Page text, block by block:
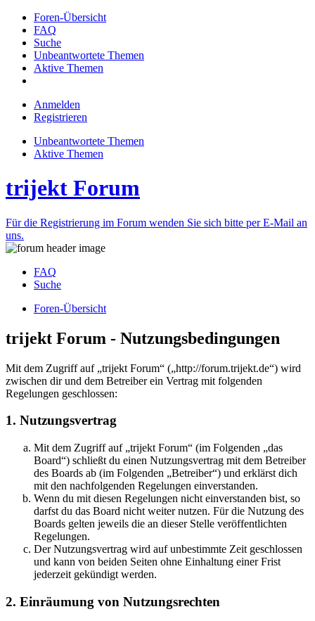
Foren-Übersicht
FAQ
Suche
Unbeantwortete Themen
Aktive Themen
Anmelden
Registrieren
Unbeantwortete Themen
Aktive Themen
trijekt Forum
Für die Registrierung im Forum wenden Sie sich bitte per E-Mail an
uns.
FAQ
Suche
Foren-Übersicht
trijekt Forum - Nutzungsbedingungen
Mit dem Zugriff auf „trijekt Forum“ („http://forum.trijekt.de“) wird
zwischen dir und dem Betreiber ein Vertrag mit folgenden
Regelungen geschlossen:
1. Nutzungsvertrag
Mit dem Zugriff auf „trijekt Forum“ (im Folgenden „das
Board“) schließt du einen Nutzungsvertrag mit dem Betreiber
des Boards ab (im Folgenden „Betreiber“) und erklärst dich
mit den nachfolgenden Regelungen einverstanden.
Wenn du mit diesen Regelungen nicht einverstanden bist, so
darfst du das Board nicht weiter nutzen. Für die Nutzung des
Boards gelten jeweils die an dieser Stelle veröffentlichten
Regelungen.
Der Nutzungsvertrag wird auf unbestimmte Zeit geschlossen
und kann von beiden Seiten ohne Einhaltung einer Frist
jederzeit gekündigt werden.
2. Einräumung von Nutzungsrechten